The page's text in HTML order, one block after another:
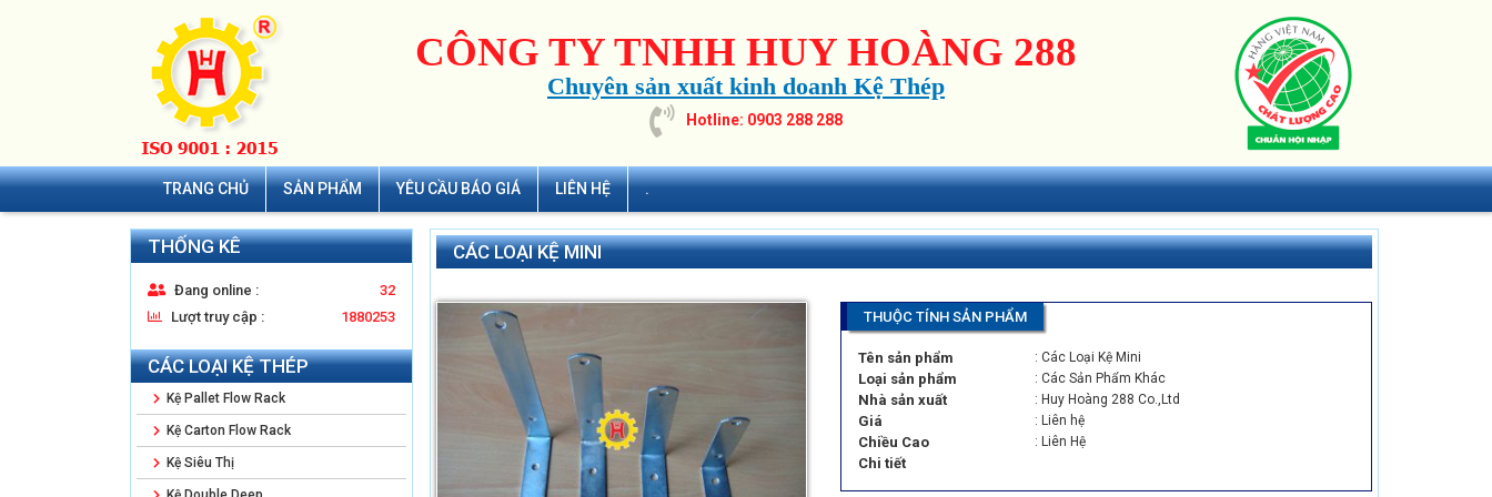
CÔNG TY TNHH HUY HOÀNG 288
Chuyên sản xuất kinh doanh Kệ Thép
Hotline: 0903 288 288
TRANG CHỦ SẢN PHẨM YÊU CẦU BÁO GIÁ LIÊN HỆ .
THỐNG KÊ
Đang online :
32
Lượt truy cập :
1880253
CÁC LOẠI KỆ THÉP
Kệ Pallet Flow Rack
Kệ Carton Flow Rack
Kệ Siêu Thị
CÁC LOẠI KỆ MINI
THUỘC TÍNH SẢN PHẨM
Tên sản phẩm : Các Loại Kệ Mini
Loại sản phẩm : Các Sản Phẩm Khác
Nhà sản xuất : Huy Hoàng 288 Co.,Ltd
Giá : Liên hệ
Chiều Cao : Liên Hệ
Chi tiết